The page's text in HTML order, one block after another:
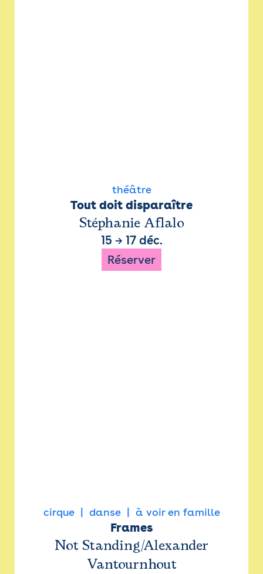
théâtre
Tout doit disparaître
Stéphanie Aflalo
15 → 17 déc.
Réserver
cirque danse à voir en famille
Frames
Not Standing/Alexander
Vantournhout